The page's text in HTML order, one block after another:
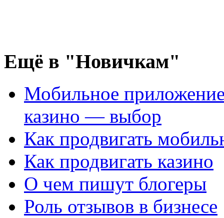
Ещё в "Новичкам"
Мобильное
казино — выбор
Как продвигать
Как продвигать казино
О чем пишут блогеры
Роль отзывов в бизнесе